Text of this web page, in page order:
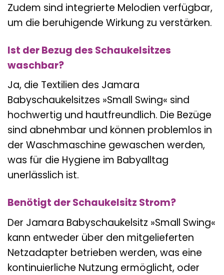
Zudem sind integrierte Melodien verfügbar,
um die beruhigende Wirkung zu verstärken.
Ist der Bezug des Schaukelsitzes
waschbar?
Ja, die Textilien des Jamara
Babyschaukelsitzes »Small Swing« sind
hochwertig und hautfreundlich. Die Bezüge
sind abnehmbar und können problemlos in
der Waschmaschine gewaschen werden,
was für die Hygiene im Babyalltag
unerlässlich ist.
Benötigt der Schaukelsitz Strom?
Der Jamara Babyschaukelsitz »Small Swing«
kann entweder über den mitgelieferten
Netzadapter betrieben werden, was eine
kontinuierliche Nutzung ermöglicht, oder